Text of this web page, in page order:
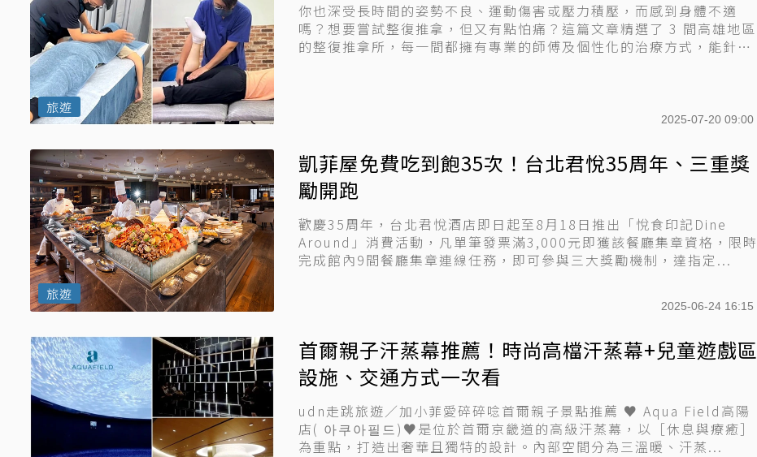
你也深受長時間的姿勢不良、運動傷害或壓力積壓，而感到身體不適
嗎？想要嘗試整復推拿，但又有點怕痛？這篇文章精選了 3 間高雄地區
的整復推拿所，每一間都擁有專業的師傅及個性化的治療方式，能針對
旅遊
2025-07-20 09:00
凱菲屋免費吃到飽35次！台北君悅35周年、三重獎
勵開跑
歡慶35周年，台北君悅酒店即日起至8月18日推出「悅食印記Dine
Around」消費活動，凡單筆發票滿3,000元即獲該餐廳集章資格，限時
完成館內9間餐廳集章連線任務，即可參與三大獎勵機制，達指定...
旅遊
2025-06-24 16:15
首爾親子汗蒸幕推薦！時尚高檔汗蒸幕+兒童遊戲區
設施、交通方式一次看
udn走跳旅遊／加小菲愛碎碎唸首爾親子景點推薦 ♥ Aqua Field高陽
店( 아쿠아필드)♥是位於首爾京畿道的高級汗蒸幕，以［休息與療癒］
為重點，打造出奢華且獨特的設計。內部空間分為三溫暖、汗蒸...